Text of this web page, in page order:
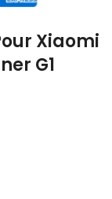
Xiaomi
G1